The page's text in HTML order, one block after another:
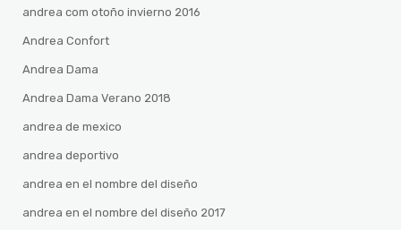
andrea com otoño invierno 2016
Andrea Confort
Andrea Dama
Andrea Dama Verano 2018
andrea de mexico
andrea deportivo
andrea en el nombre del diseño
andrea en el nombre del diseño 2017